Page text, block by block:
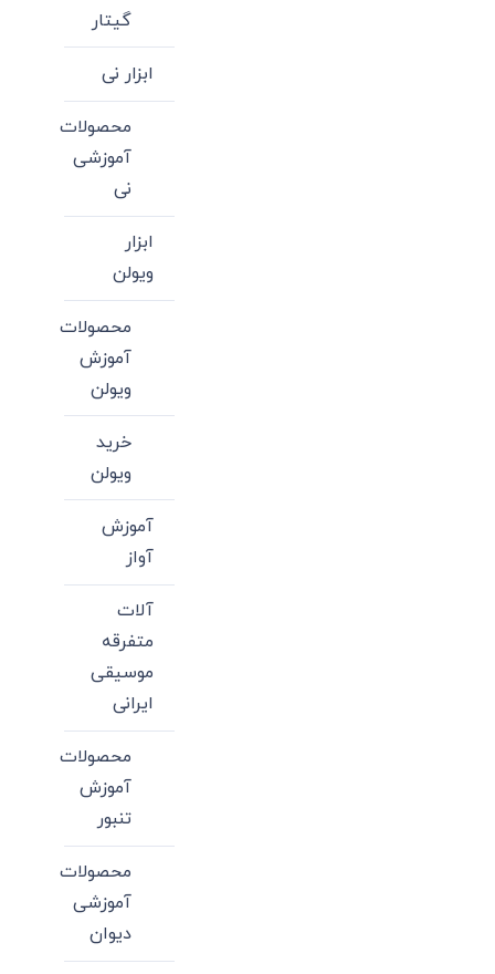
گیتار
ابزار نی
محصولات
آموزشی
نی
ابزار
ویولن
محصولات
آموزش
ویولن
خرید
ویولن
آموزش
آواز
آلات
متفرقه
موسیقی
ایرانی
محصولات
آموزش
تنبور
محصولات
آموزشی
دیوان